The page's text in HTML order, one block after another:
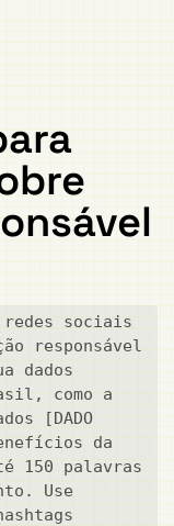
sociais
responsável
dados
como a
[DADO
da
150 palavras
Use